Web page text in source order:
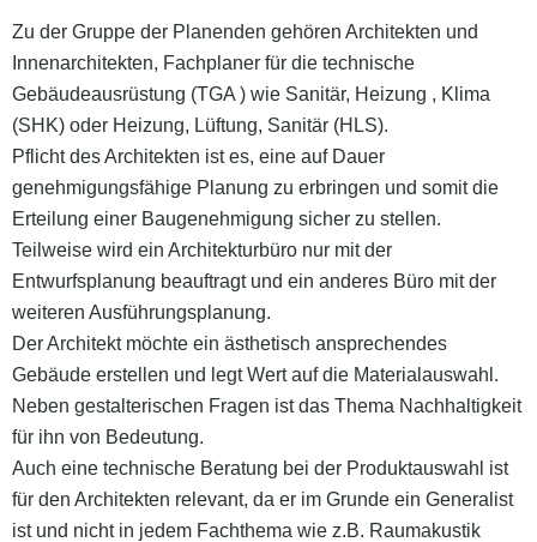
Zu der Gruppe der Planenden gehören Architekten und
Innenarchitekten, Fachplaner für die technische
Gebäudeausrüstung (TGA ) wie Sanitär, Heizung , Klima
(SHK) oder Heizung, Lüftung, Sanitär (HLS).
Pflicht des Architekten ist es, eine auf Dauer
genehmigungsfähige Planung zu erbringen und somit die
Erteilung einer Baugenehmigung sicher zu stellen.
Teilweise wird ein Architekturbüro nur mit der
Entwurfsplanung beauftragt und ein anderes Büro mit der
weiteren Ausführungsplanung.
Der Architekt möchte ein ästhetisch ansprechendes
Gebäude erstellen und legt Wert auf die Materialauswahl.
Neben gestalterischen Fragen ist das Thema Nachhaltigkeit
für ihn von Bedeutung.
Auch eine technische Beratung bei der Produktauswahl ist
für den Architekten relevant, da er im Grunde ein Generalist
ist und nicht in jedem Fachthema wie z.B. Raumakustik